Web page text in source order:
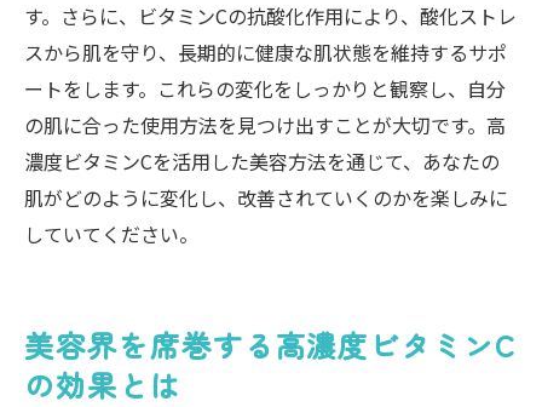
す。さらに、ビタミンCの抗酸化作用により、酸化ストレ
スから肌を守り、長期的に健康な肌状態を維持するサポ
ートをします。これらの変化をしっかりと観察し、自分
の肌に合った使用方法を見つけ出すことが大切です。高
濃度ビタミンCを活用した美容方法を通じて、あなたの
肌がどのように変化し、改善されていくのかを楽しみに
していてください。
美容界を席巻する高濃度ビタミンC
の効果とは